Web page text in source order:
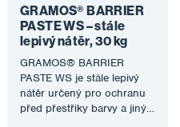
GRAMOS® BARRIER
PASTE WS – stále
lepivý nátěr, 30 kg
GRAMOS® BARRIER
PASTE WS je stále lepivý
nátěr určený pro ochranu
před přestřiky barvy a jiným